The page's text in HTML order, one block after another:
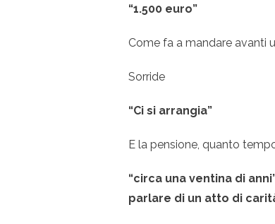
“1.500 euro”
Come fa a mandare avanti
Sorride
“Ci si arrangia”
E la pensione, quanto
“circa una ventina di
parlare di un atto di